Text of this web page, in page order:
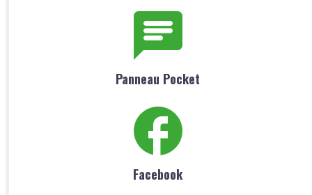
Panneau Pocket
Facebook